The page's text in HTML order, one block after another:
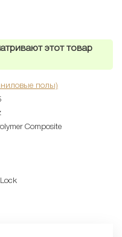
этот товар
полы)
Composite